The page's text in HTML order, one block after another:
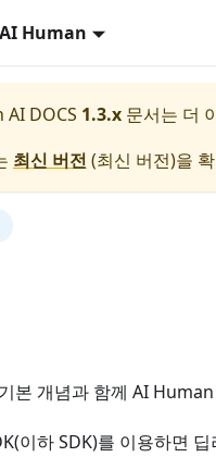
AI Human
DOCS 1.3.x 문서는 더
최신 버전 (최신 버전)을
본 개념과 함께 AI
이하 SDK)를 이용하면